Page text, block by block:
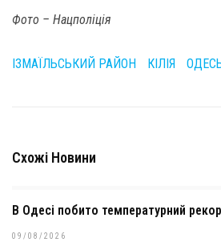
Фото – Нацполіція
ІЗМАЇЛЬСЬКИЙ РАЙОН КІЛІЯ
Схожі Новини
В Одесі побито температурний
09/08/2026